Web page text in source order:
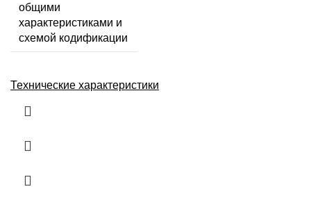
общими
характеристиками и
схемой кодификации
Технические характеристики